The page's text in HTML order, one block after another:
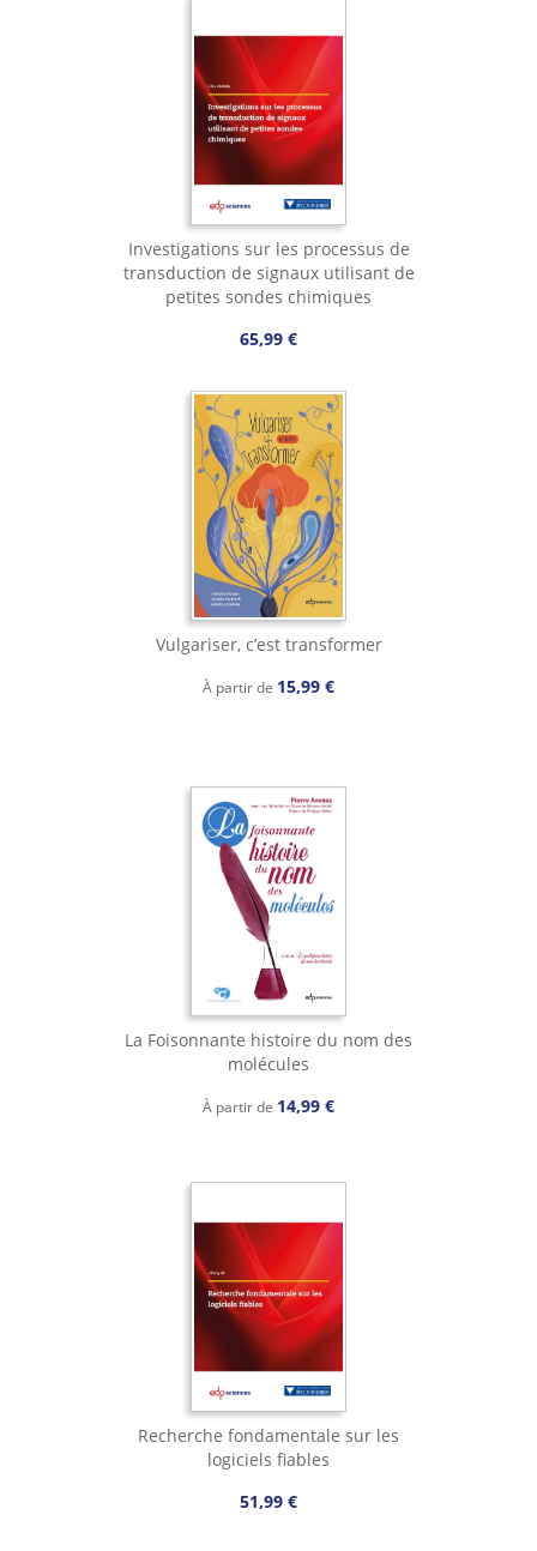
Investigations sur les processus de
transduction de signaux utilisant de
petites sondes chimiques
65,99 €
Vulgariser, c’est transformer
À partir de 15,99 €
La Foisonnante histoire du nom des
molécules
À partir de 14,99 €
Recherche fondamentale sur les
logiciels fiables
51,99 €